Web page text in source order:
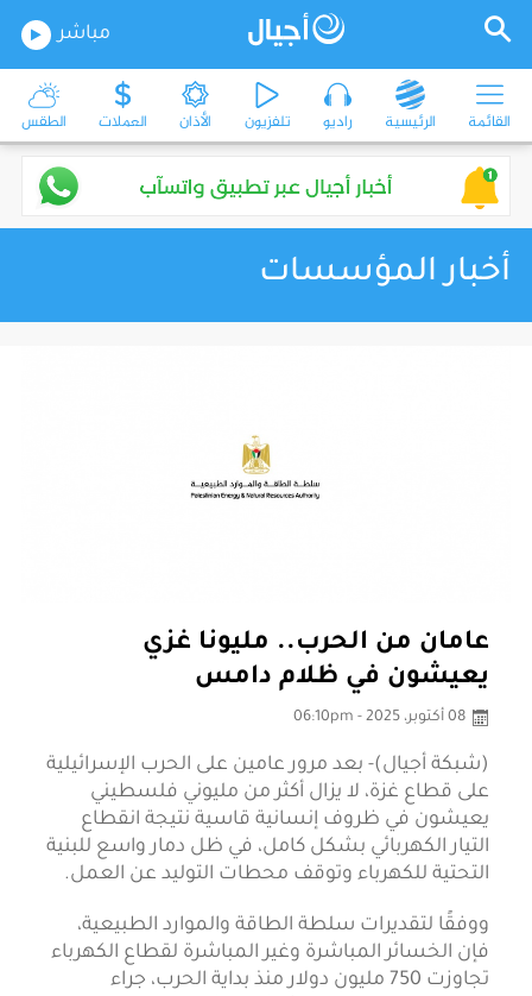
مباشر
القائمة الرئيسية راديو تلفزيون الأذان العملات الطقس
أخبار المؤسسات
عامان من الحرب.. مليونا غزي
يعيشون في ظلام دامس
08 أكتوبر، 2025 - 06:10pm
(شبكة أجيال)- بعد مرور عامين على الحرب الإسرائيلية
على قطاع غزة، لا يزال أكثر من مليوني فلسطيني
يعيشون في ظروف إنسانية قاسية نتيجة انقطاع
التيار الكهربائي بشكل كامل، في ظل دمار واسع للبنية
التحتية للكهرباء وتوقف محطات التوليد عن العمل.
ووفقًا لتقديرات سلطة الطاقة والموارد الطبيعية،
فإن الخسائر المباشرة وغير المباشرة لقطاع الكهرباء
تجاوزت 750 مليون دولار منذ بداية الحرب، جراء